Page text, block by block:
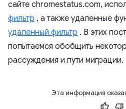
сайте chromestatus.com,
фильтр , а также удаленные
удаленный фильтр . В этих
попытаемся обобщить
рассуждения и пути миграции.
Эта информация